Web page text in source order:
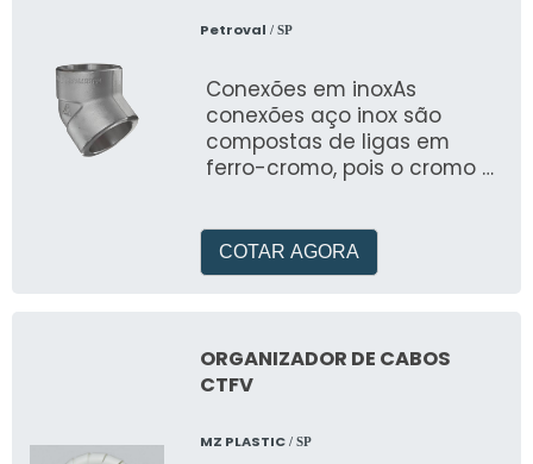
Petroval / SP
Conexões em inoxAs
conexões aço inox são
compostas de ligas em
ferro-cromo, pois o cromo é
COTAR AGORA
ORGANIZADOR DE CABOS
CTFV
MZ PLASTIC/ SP